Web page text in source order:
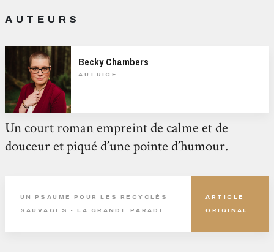
AUTEURS
Becky Chambers
AUTRICE
Un court roman empreint de calme et de
douceur et piqué d’une pointe d’humour.
UN PSAUME POUR LES RECYCLÉS
SAUVAGES - LA GRANDE PARADE
ARTICLE
ORIGINAL